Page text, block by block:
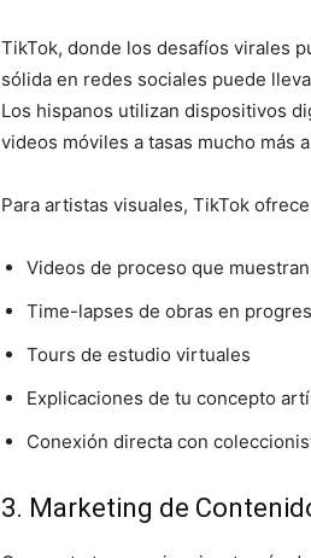
TikTok, donde los desafíos virales
sólida en redes sociales puede
Los hispanos utilizan dispositivos
videos móviles a tasas mucho más
Para artistas visuales, TikTok
Videos de proceso que
Time-lapses de obras en
Tours de estudio virtuales
Explicaciones de tu concepto
Conexión directa con
3. Marketing de